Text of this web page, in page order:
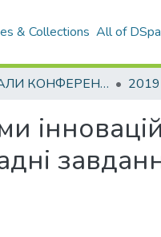
& Collections All of
МАТЕРІАЛИ КОНФЕРЕНЦІЙ 2019